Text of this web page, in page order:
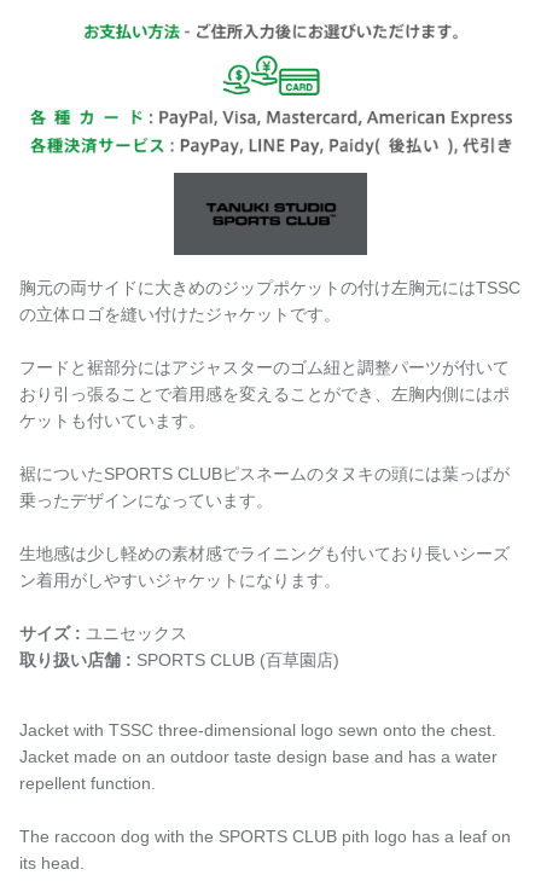
胸元の両サイドに大きめのジップポケットの付け左胸元にはTSSC
の立体ロゴを縫い付けたジャケットです。
フードと裾部分にはアジャスターのゴム紐と調整パーツが付いて
おり引っ張ることで着用感を変えることができ、左胸内側にはポ
ケットも付いています。
裾についたSPORTS CLUBピスネームのタヌキの頭には葉っぱが
乗ったデザインになっています。
生地感は少し軽めの素材感でライニングも付いており長いシーズ
ン着用がしやすいジャケットになります。
サイズ : ユニセックス
取り扱い店舗 : SPORTS CLUB (百草園店)
Jacket with TSSC three-dimensional logo sewn onto the chest.
Jacket made on an outdoor taste design base and has a water
repellent function.
The raccoon dog with the SPORTS CLUB pith logo has a leaf on
its head.